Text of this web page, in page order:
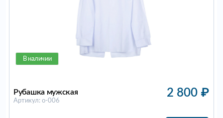
В наличии
Рубашка мужская
Артикул: о-006
2 800 ₽